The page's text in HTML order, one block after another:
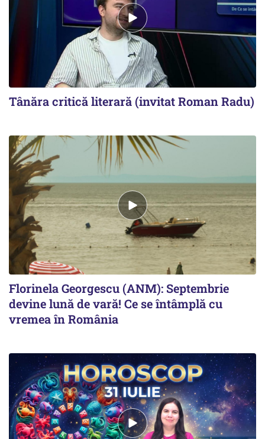
Tânăra critică literară (invitat Roman Radu)
Florinela Georgescu (ANM): Septembrie
devine lună de vară! Ce se întâmplă cu
vremea în România